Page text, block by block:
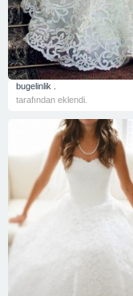
bugelinlik .
tarafından eklendi.